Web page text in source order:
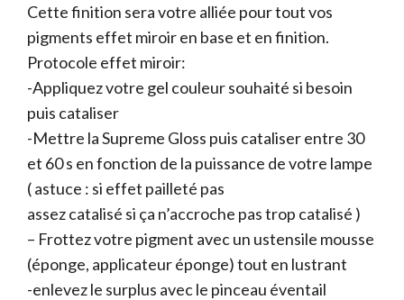
Cette finition sera votre alliée pour tout vos
pigments effet miroir en base et en finition.
Protocole effet miroir:
-Appliquez votre gel couleur souhaité si besoin
puis cataliser
-Mettre la Supreme Gloss puis cataliser entre 30
et 60 s en fonction de la puissance de votre lampe
( astuce : si effet pailleté pas
assez catalisé si ça n’accroche pas trop catalisé )
– Frottez votre pigment avec un ustensile mousse
(éponge, applicateur éponge) tout en lustrant
-enlevez le surplus avec le pinceau éventail